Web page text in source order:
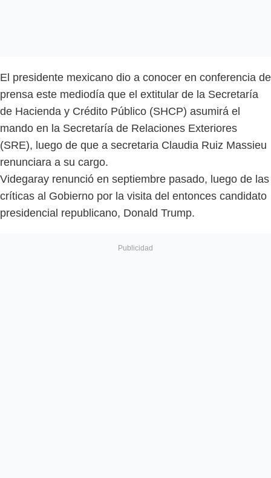
El presidente mexicano dio a conocer en conferencia de
prensa este mediodía que el extitular de la Secretaría
de Hacienda y Crédito Público (SHCP) asumirá el
mando en la Secretaría de Relaciones Exteriores
(SRE), luego de que a secretaria Claudia Ruiz Massieu
renunciara a su cargo.
Videgaray renunció en septiembre pasado, luego de las
críticas al Gobierno por la visita del entonces candidato
presidencial republicano, Donald Trump.